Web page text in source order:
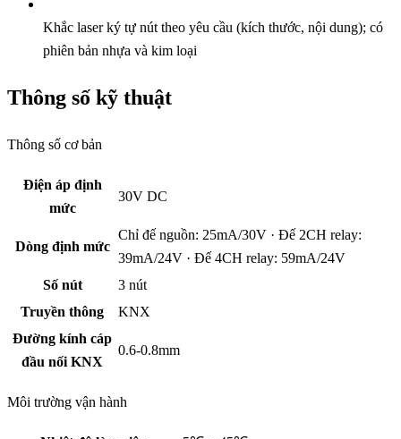
Khắc laser ký tự nút theo yêu cầu (kích thước, nội dung); có
phiên bản nhựa và kim loại
Thông số kỹ thuật
Thông số cơ bản
Điện áp định
mức
30V DC
Dòng định mức
Chỉ đế nguồn: 25mA/30V · Đế 2CH relay:
39mA/24V · Đế 4CH relay: 59mA/24V
Số nút
3 nút
Truyền thông
KNX
Đường kính cáp
đầu nối KNX
0.6-0.8mm
Môi trường vận hành